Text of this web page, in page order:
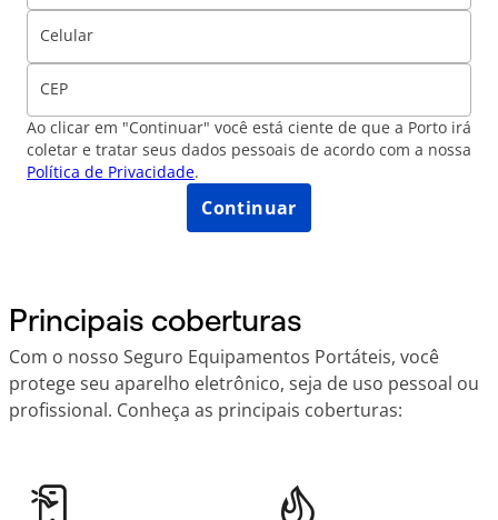
Celular
CEP
Ao clicar em "Continuar" você está ciente de que a Porto irá
coletar e tratar seus dados pessoais de acordo com a nossa
Política de Privacidade.
Continuar
Principais coberturas
Com o nosso Seguro Equipamentos Portáteis, você
protege seu aparelho eletrônico, seja de uso pessoal ou
profissional. Conheça as principais coberturas: